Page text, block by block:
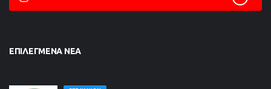
ΕΠΙΛΕΓΜΈΝΑ ΝΈΑ